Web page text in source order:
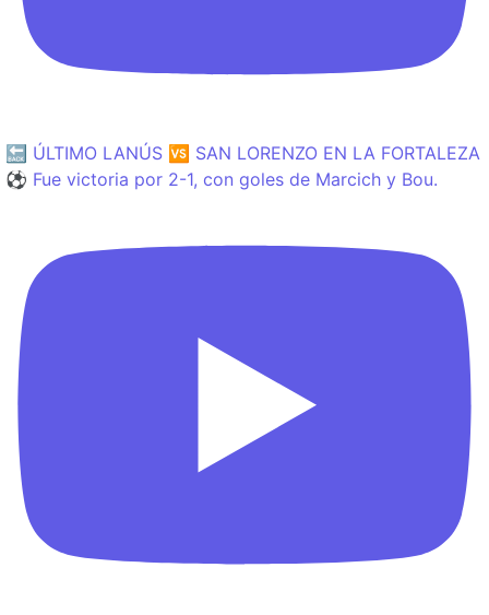
🔙 ÚLTIMO LANÚS 🆚 SAN LORENZO EN LA FORTALEZA
⚽️ Fue victoria por 2-1, con goles de Marcich y Bou.